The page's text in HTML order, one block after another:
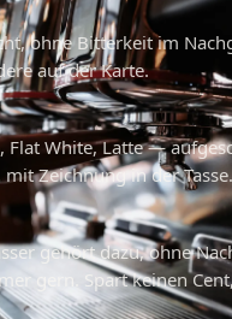
ohne Bitterkeit im
auf der Karte.
Flat White, Latte —
Zeichnung in der Tasse.
gehört dazu, ohne
gern. Spart keinen